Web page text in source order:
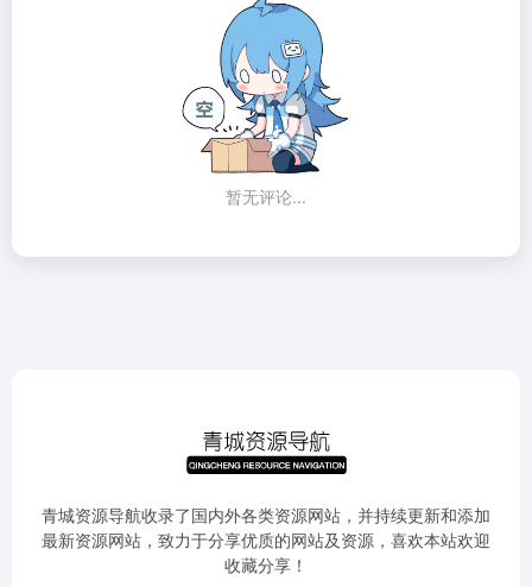
暂无评论...
青城资源导航收录了国内外各类资源网站，并持续更新和添加
最新资源网站，致力于分享优质的网站及资源，喜欢本站欢迎
收藏分享！